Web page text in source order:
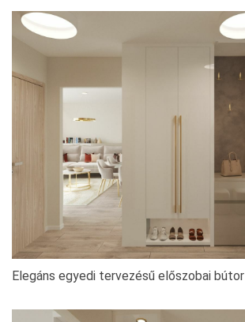
Elegáns egyedi tervezésű előszobai bútor